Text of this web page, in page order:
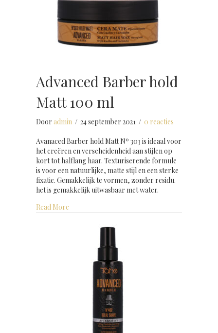
Advanced Barber hold
Matt 100 ml
Door admin / 24 september 2021 / 0 reacties
Avanaced Barber hold Matt Nº 303 is ideaal voor
het creëren en verscheidenheid aan stijlen op
kort tot halflang haar. Texturiserende formule
is voor een natuurlijke, matte stijl en een sterke
fixatie. Gemakkelijk te vormen, zonder residu.
het is gemakkelijk uitwasbaar met water.
Read More